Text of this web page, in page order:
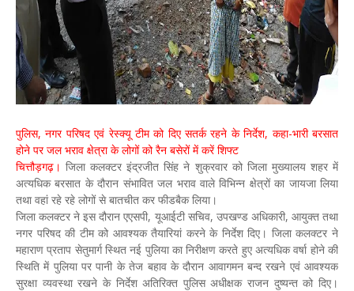
पुलिस, नगर परिषद एवं रेस्क्यू टीम को दिए सतर्क रहने के निर्देश, कहा-भारी बरसात
होने पर जल भराव क्षेत्रा के लोगों को रैन बसेरों में करें शिफ्ट
चित्तौड़गढ़।जिला कलक्टर इंद्रजीत सिंह ने शुक्रवार को जिला मुख्यालय शहर में
अत्यधिक बरसात के दौरान संभावित जल भराव वाले विभिन्न क्षेत्रों का जायजा लिया
तथा वहां रहे रहे लोगों से बातचीत कर फीडबैक लिया।
जिला कलक्टर ने इस दौरान एएसपी, यूआईटी सचिव, उपखण्ड अधिकारी, आयुक्त तथा
नगर परिषद की टीम को आवश्यक तैयारियां करने के निर्देश दिए। जिला कलक्टर ने
महाराण प्रताप सेतुमार्ग स्थित नई पुलिया का निरीक्षण करते हुए अत्यधिक वर्षा होने की
स्थिति में पुलिया पर पानी के तेज बहाव के दौरान आवागमन बन्द रखने एवं आवश्यक
सुरक्षा व्यवस्था रखने के निर्देश अतिरिक्त पुलिस अधीक्षक राजन दुष्यन्त को दिए।